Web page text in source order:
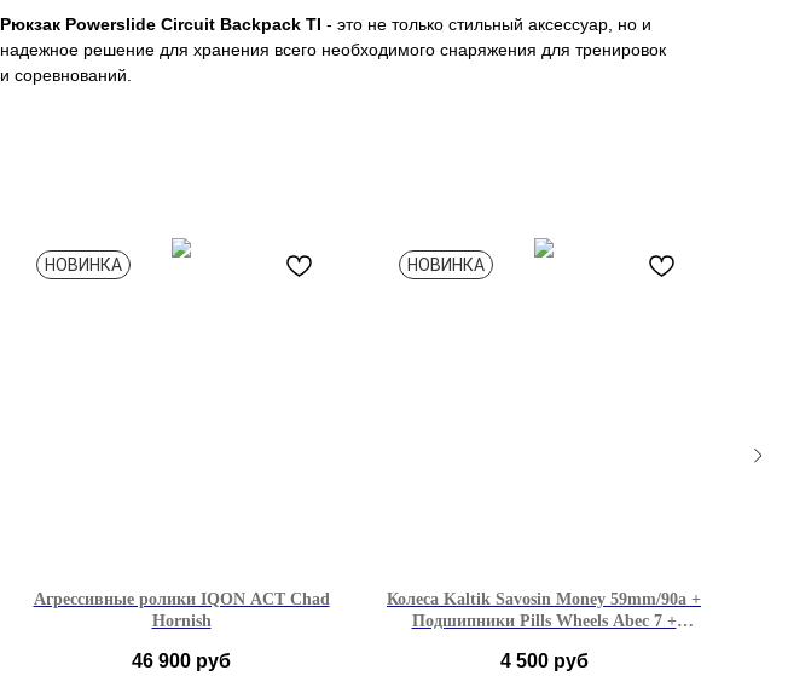
Рюкзак Powerslide Circuit Backpack TI - это не только стильный аксессуар, но и
надежное решение для хранения всего необходимого снаряжения для тренировок
и соревнований.
НОВИНКА
Агрессивные ролики IQON ACT Chad
Hornish
46 900 руб
НОВИНКА
Колеса Kaltik Savosin Money 59mm/90a +
Подшипники Pills Wheels Abec 7 +
4 500 руб